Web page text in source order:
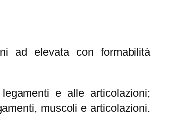
ad elevata con formabilità
e alle articolazioni;
muscoli e articolazioni.